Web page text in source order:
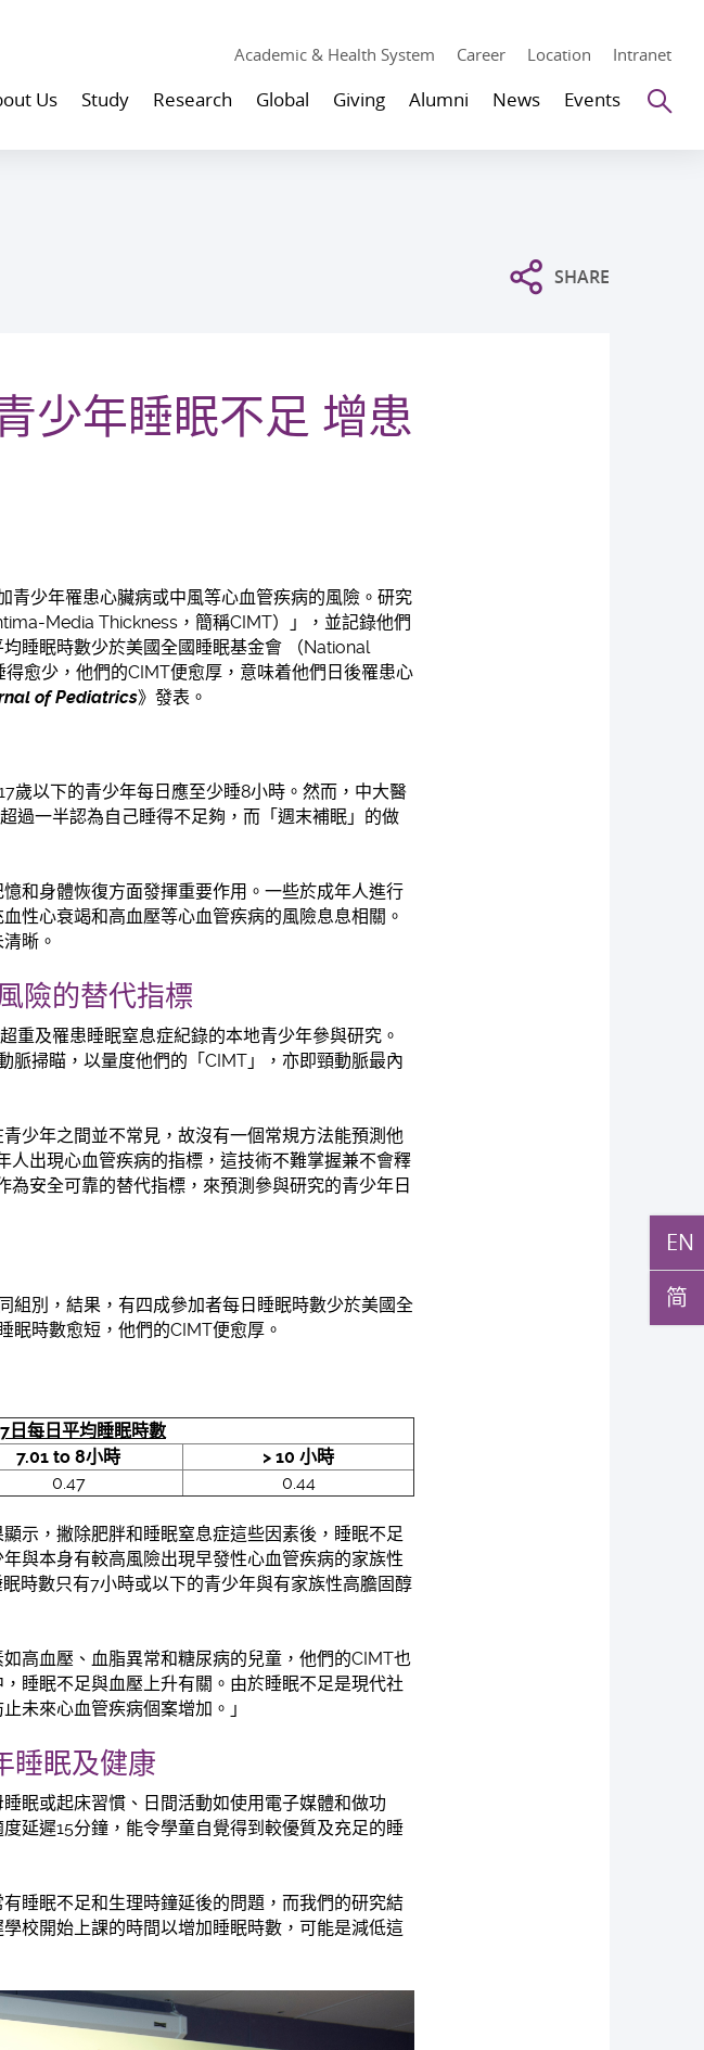
Academic & Health System Career Location Intranet
Us Study Research Global Giving Alumni News Events
SHARE
EN
简
少年睡眠不足 增患
青少年罹患心臟病或中風等心血管疾病的風險。研究
Media Thickness，簡稱CIMT）」，並記錄他們
睡眠時數少於美國全國睡眠基金會 （National
愈少，他們的CIMT便愈厚，意味着他們日後罹患心
of Pediatrics》發表。
歲以下的青少年每日應至少睡8小時。然而，中大醫
過一半認為自己睡得不足夠，而「週末補眠」的做
和身體恢復方面發揮重要作用。一些於成年人進行
性心衰竭和高血壓等心血管疾病的風險息息相關。
晰。
險的替代指標
重及罹患睡眠窒息症紀錄的本地青少年參與研究。
脈掃瞄，以量度他們的「CIMT」，亦即頸動脈最內
少年之間並不常見，故沒有一個常規方法能預測他
出現心血管疾病的指標，這技術不難掌握兼不會釋
安全可靠的替代指標，來預測參與研究的青少年日
組別，結果，有四成參加者每日睡眠時數少於美國全
眠時數愈短，他們的CIMT便愈厚。
7 日每日平均睡眠時數
7.01 to 8小時 > 10 小時
0.47 0.44
示，撇除肥胖和睡眠窒息症這些因素後，睡眠不足
與本身有較高風險出現早發性心血管疾病的家族性
時數只有7小時或以下的青少年與有家族性高膽固醇
高血壓、血脂異常和糖尿病的兒童，他們的CIMT也
睡眠不足與血壓上升有關。由於睡眠不足是現代社
未來心血管疾病個案增加。」
睡眠及健康
眠或起床習慣、日間活動如使用電子媒體和做功
延遲15分鐘，能令學童自覺得到較優質及充足的睡
睡眠不足和生理時鐘延後的問題，而我們的研究結
校開始上課的時間以增加睡眠時數，可能是減低這